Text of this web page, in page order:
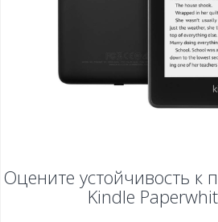
Оцените устойчивость к
Kindle